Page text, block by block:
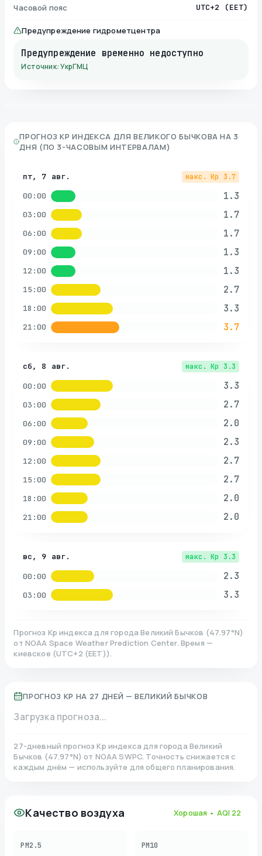
Часовой пояс UTC+2 (EET)
Предупреждение гидрометцентра
Предупреждение временно недоступно
Источник: УкрГМЦ
ПРОГНОЗ KP ИНДЕКСА ДЛЯ ВЕЛИКОГО БЫЧКОВА НА 3
ДНЯ (ПО 3-ЧАСОВЫМ ИНТЕРВАЛАМ)
пт, 7 авг. макс. Kp 3.7
00:00 1.3
03:00 1.7
06:00 1.7
09:00 1.3
12:00 1.3
15:00 2.7
18:00 3.3
21:00 3.7
сб, 8 авг. макс. Kp 3.3
00:00 3.3
03:00 2.7
06:00 2.0
09:00 2.3
12:00 2.7
15:00 2.7
18:00 2.0
21:00 2.0
вс, 9 авг. макс. Kp 3.3
00:00 2.3
03:00 3.3
Прогноз Kp индекса для города Великий Бычков (47.97°N)
от NOAA Space Weather Prediction Center. Время —
киевское (UTC+2 (EET)).
ПРОГНОЗ KP НА 27 ДНЕЙ — ВЕЛИКИЙ БЫЧКОВ
Загрузка прогноза...
27-дневный прогноз Kp индекса для города Великий
Бычков (47.97°N)от NOAA SWPC. Точность снижается с
каждым днём — используйте для общего планирования.
Качество воздуха Хорошая • AQI 22
PM2.5 PM10